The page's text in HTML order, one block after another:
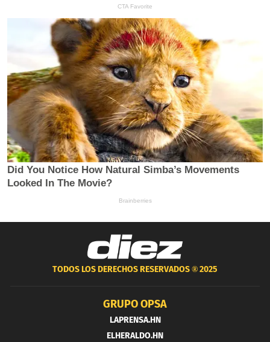
TODOS LOS DERECHOS RESERVADOS ®2025
GRUPO OPSA
LAPRENSA.HN
ELHERALDO.HN